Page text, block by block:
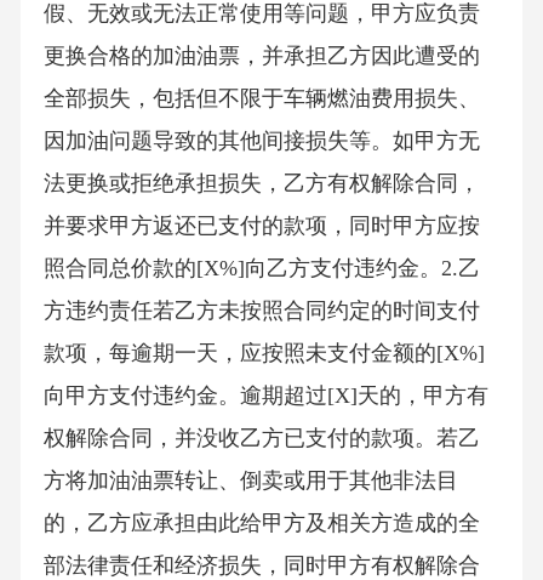
假、无效或无法正常使用等问题，甲方应负责
更换合格的加油油票，并承担乙方因此遭受的
全部损失，包括但不限于车辆燃油费用损失、
因加油问题导致的其他间接损失等。如甲方无
法更换或拒绝承担损失，乙方有权解除合同，
并要求甲方返还已支付的款项，同时甲方应按
照合同总价款的[X%]向乙方支付违约金。2.乙
方违约责任若乙方未按照合同约定的时间支付
款项，每逾期一天，应按照未支付金额的[X%]
向甲方支付违约金。逾期超过[X]天的，甲方有
权解除合同，并没收乙方已支付的款项。若乙
方将加油油票转让、倒卖或用于其他非法目
的，乙方应承担由此给甲方及相关方造成的全
部法律责任和经济损失，同时甲方有权解除合